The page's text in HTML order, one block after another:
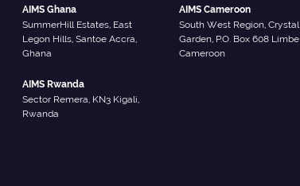
AIMS Ghana
SummerHill Estates, East
Legon Hills, Santoe Accra,
Ghana
AIMS Cameroon
South West Region, Crystal
Garden, P.O. Box 608 Limbe
Cameroon
AIMS Rwanda
Sector Remera, KN3 Kigali,
Rwanda